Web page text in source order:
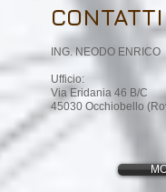
CONTATTI
ING. NEODO ENRICO
Ufficio:
Via Eridania 46 B/C
45030 Occhiobello